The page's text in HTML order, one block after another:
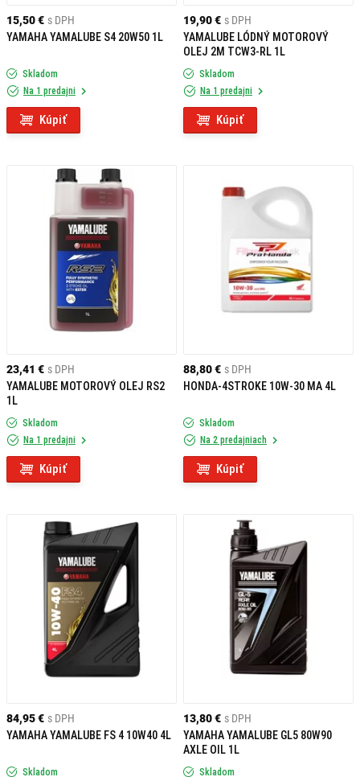
15,50 € s DPH
YAMAHA YAMALUBE S4 20W50 1L
Skladom
Na 1 predajni
Kúpiť
19,90 € s DPH
YAMALUBE LÓDNÝ MOTOROVÝ
OLEJ 2M TCW3-RL 1L
Skladom
Na 1 predajni
Kúpiť
23,41 € s DPH
YAMALUBE MOTOROVÝ OLEJ RS2
1L
Skladom
Na 1 predajni
Kúpiť
88,80 € s DPH
HONDA-4STROKE 10W-30 MA 4L
Skladom
Na 2 predajniach
Kúpiť
84,95 € s DPH
YAMAHA YAMALUBE FS 4 10W40 4L
Skladom
13,80 € s DPH
YAMAHA YAMALUBE GL5 80W90
AXLE OIL 1L
Skladom